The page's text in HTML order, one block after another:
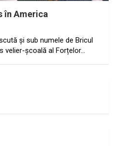
în America
şi sub numele de Bricul
velier-școală al Forțelor…